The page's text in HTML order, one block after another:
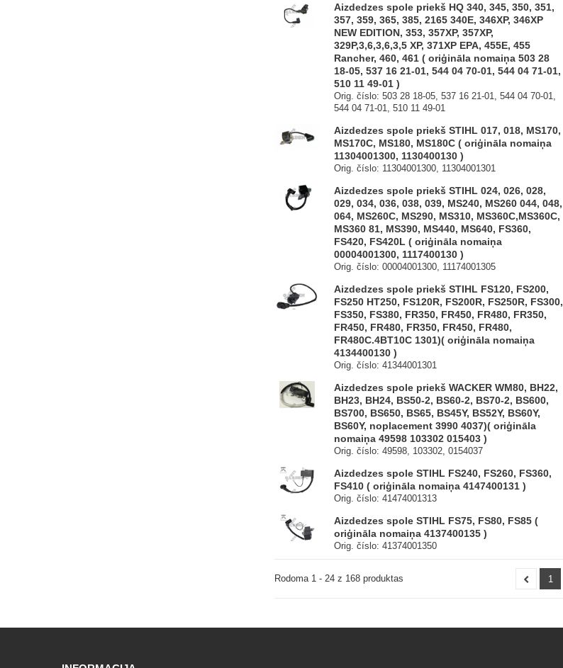
Aizdedzes spole priekš HQ 340, 345, 350, 351,
357, 359, 365, 385, 2165 340E, 346XP, 346XP
NEW EDITION, 353, 357XP, 357XP,
329P,3,6,3,6,3,5 XP, 371XP EPA, 455E, 455
Rancher, 460, 461 ( oriģināla nomaiņa 503 28
18-05, 537 16 21-01, 544 04 70-01, 544 04 71-01,
510 11 49-01 )
Orig. číslo: 503 28 18-05, 537 16 21-01, 544 04 70-01,
544 04 71-01, 510 11 49-01
Aizdedzes spole priekš STIHL 017, 018, MS170,
MS170C, MS180, MS180C ( oriģināla nomaiņa
11304001300, 1130400130 )
Orig. číslo: 11304001300, 11304001301
Aizdedzes spole priekš STIHL 024, 026, 028,
029, 034, 036, 038, 039, MS240, MS260 044, 048,
064, MS260C, MS290, MS310, MS360C,MS360C,
MS360 81, MS390, MS440, MS640, FS360,
FS420, FS420L ( oriģināla nomaiņa
00004001300, 1117400130 )
Orig. číslo: 00004001300, 11174001305
Aizdedzes spole priekš STIHL FS120, FS200,
FS250 HT250, FS120R, FS200R, FS250R, FS300,
FS350, FS380, FR350, FR450, FR480, FR350,
FR450, FR480, FR350, FR450, FR480,
FR480C.4BT10C 1301)( oriģināla nomaiņa
4134400130 )
Orig. číslo: 41344001301
Aizdedzes spole priekš WACKER WM80, BH22,
BH23, BH24, BS50-2, BS60-2, BS70-2, BS600,
BS700, BS650, BS65, BS45Y, BS52Y, BS60Y,
BS60Y, noplacement 3990 4037)( oriģināla
nomaiņa 49598 103302 015403 )
Orig. číslo: 49598, 103302, 0154037
Aizdedzes spole STIHL FS240, FS260, FS360,
FS410 ( oriģināla nomaiņa 4147400131 )
Orig. číslo: 41474001313
Aizdedzes spole STIHL FS75, FS80, FS85 (
oriģināla nomaiņa 4137400135 )
Orig. číslo: 41374001350
1
Rodoma 1 - 24 z 168 produktas